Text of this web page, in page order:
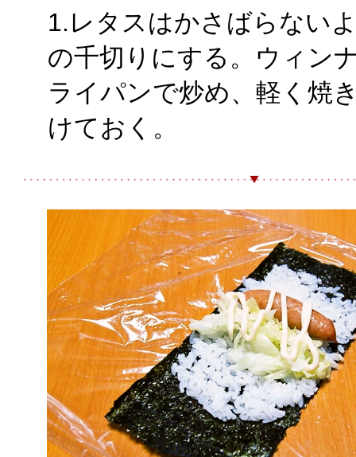
1.レタスはかさばらない
の千切りにする。ウィン
ライパンで炒め、軽く焼
けておく。